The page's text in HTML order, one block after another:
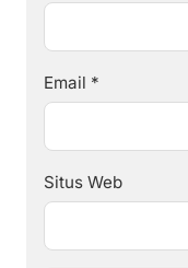
Email *
Situs Web